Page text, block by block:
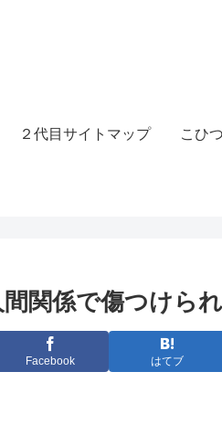
２代目サイトマップ こひ
関係で傷つけら
Facebook はてブ